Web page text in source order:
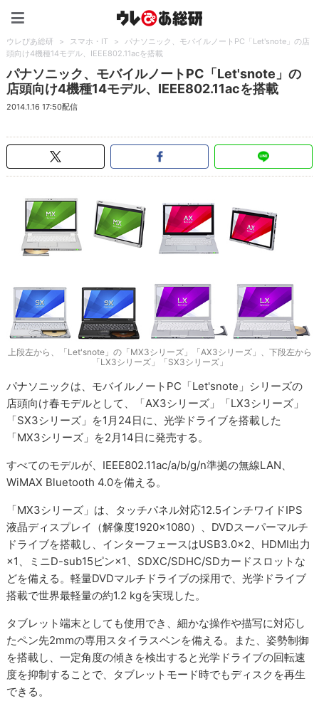
ウレぴあ総研 > スマホ・IT >
パナソニック、モバイルノートPC「Let'snote」の店
頭向け4機種14モデル、IEEE802.11acを搭載
パナソニック、モバイルノートPC「Let'snote」の
店頭向け4機種14モデル、IEEE802.11acを搭載
2014.1.16 17:50配信
上段左から、「Let'snote」の「MX3シリーズ」「AX3シリーズ」、下段左から
「LX3シリーズ」「SX3シリーズ」
パナソニックは、モバイルノートPC「Let'snote」シリーズの
店頭向け春モデルとして、「AX3シリーズ」「LX3シリーズ」
「SX3シリーズ」を1月24日に、光学ドライブを搭載した
「MX3シリーズ」を2月14日に発売する。
すべてのモデルが、IEEE802.11ac/a/b/g/n準拠の無線LAN、
WiMAX Bluetooth 4.0を備える。
「MX3シリーズ」は、タッチパネル対応12.5インチワイドIPS
液晶ディスプレイ（解像度1920×1080）、DVDスーパーマルチ
ドライブを搭載し、インターフェースはUSB3.0×2、HDMI出力
×1、ミニD-sub15ピン×1、SDXC/SDHC/SDカードスロットな
どを備える。軽量DVDマルチドライブの採用で、光学ドライブ
搭載で世界最軽量の約1.2 kgを実現した。
タブレット端末としても使用でき、細かな操作や描写に対応し
たペン先2mmの専用スタイラスペンを備える。また、姿勢制御
を搭載し、一定角度の傾きを検出すると光学ドライブの回転速
度を抑制することで、タブレットモード時でもディスクを再生
できる。